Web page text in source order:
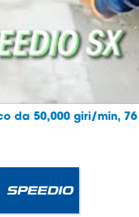
da 50,000 giri/min, 76